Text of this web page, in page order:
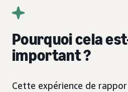
Pourquoi cela
important ?
Cette expérience de